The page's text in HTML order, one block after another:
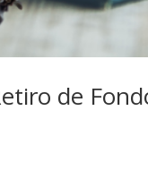
de